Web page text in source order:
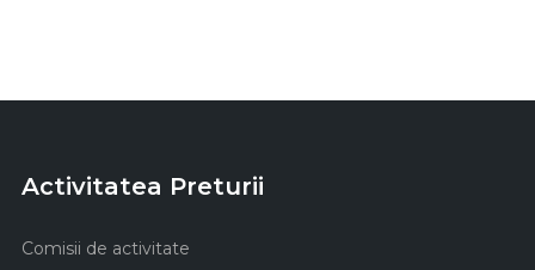
Activitatea Preturii
Comisii de activitate